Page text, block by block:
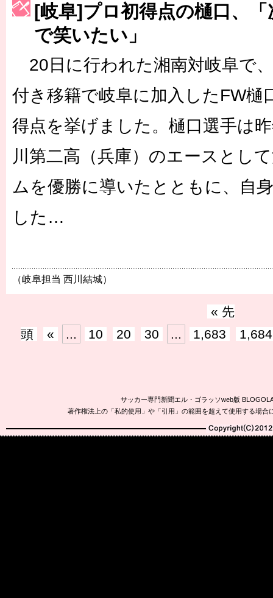
[岐阜]プロ初得点の樋口、
で笑いたい」
20日に行われた湘南対岐阜で
付き移籍で岐阜に加入したFW樋
得点を挙げました。樋口選手は
川第二高（兵庫）のエースとし
ムを優勝に導いたとともに、自
した…
（岐阜担当 西川結城）
« 先
頭
« ... 10 20 30 ... 1,683 1,684
サッカー専門新聞エル・ゴラッソweb版
著作権法上の「私的使用」や「引用」の範囲を超えて使用する場
Copyright(C)2010-